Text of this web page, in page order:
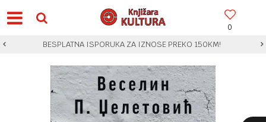
0
BESPLATNA ISPORUKA ZA IZNOSE PREKO 150KM!